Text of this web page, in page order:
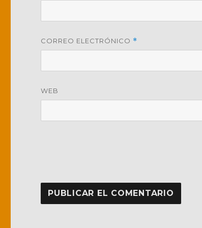
CORREO ELECTRÓNICO *
WEB